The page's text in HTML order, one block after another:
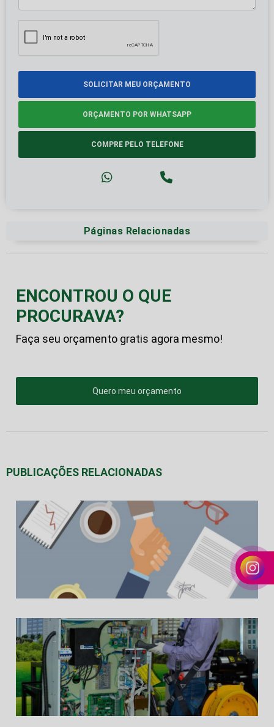
SOLICITAR MEU ORÇAMENTO
ORÇAMENTO POR WHATSAPP
COMPRE PELO TELEFONE
Páginas Relacionadas
ENCONTROU O QUE
PROCURAVA?
Faça seu orçamento gratis agora mesmo!
Quero meu orçamento
PUBLICAÇÕES RELACIONADAS